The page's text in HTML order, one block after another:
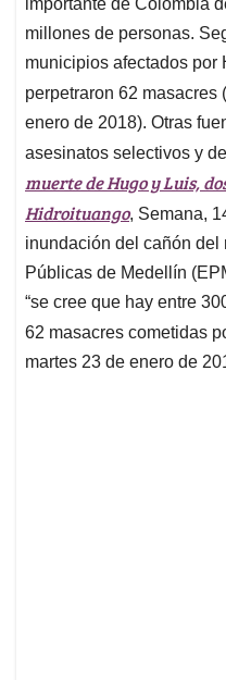
importante de Colombia
millones de personas.
municipios afectados por
perpetraron 62 masacres (
enero de 2018). Otras
asesinatos selectivos y
muertede Hugo y Luis,
Hidroituango, Semana,
inundación del cañón
Públicas de Medellín
“se cree que hay entre
62 masacres cometidas
martes 23 de enero de